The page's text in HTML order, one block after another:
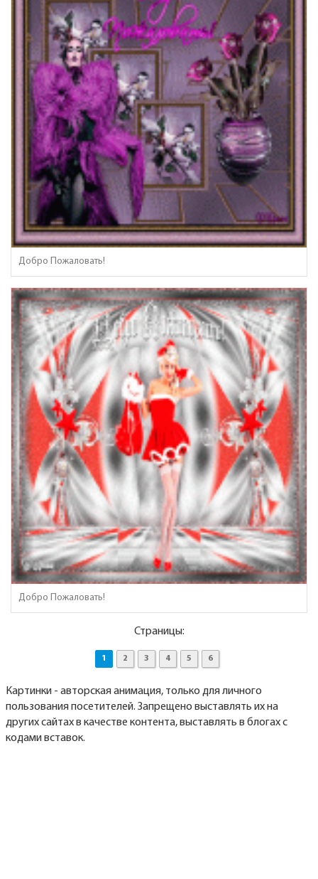
Добро Пожаловать!
Добро Пожаловать!
Страницы:
1 2 3 4 5 6
Картинки - авторская анимация, только для личного
пользования посетителей. Запрещено выставлять их на
других сайтах в качестве контента, выставлять в блогах с
кодами вставок.